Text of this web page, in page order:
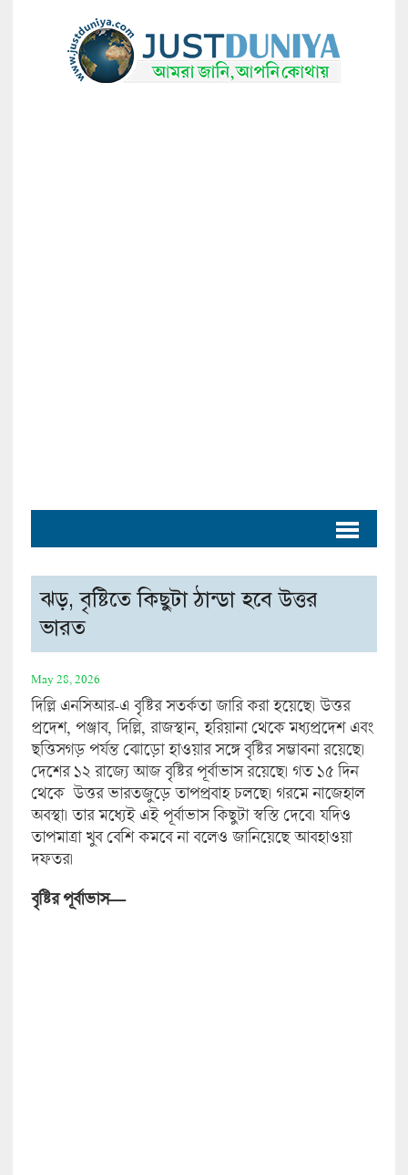
ঝড়, বৃষ্টিতে কিছুটা ঠান্ডা হবে উত্তর
ভারত
May 28, 2026
দিল্লি এনসিআর-এ বৃষ্টির সতর্কতা জারি করা হয়েছে। উত্তর
প্রদেশ, পঞ্জাব, দিল্লি, রাজস্থান, হরিয়ানা থেকে মধ্যপ্রদেশ এবং
ছত্তিসগড় পর্যন্ত ঝোড়ো হাওয়ার সঙ্গে বৃষ্টির সম্ভাবনা রয়েছে।
দেশের ১২ রাজ্যে আজ বৃষ্টির পূর্বাভাস রয়েছে। গত ১৫ দিন
থেকে উত্তর ভারতজুড়ে তাপপ্রবাহ চলছে। গরমে নাজেহাল
অবস্থা। তার মধ্যেই এই পূর্বাভাস কিছুটা স্বস্তি দেবে। যদিও
তাপমাত্রা খুব বেশি কমবে না বলেও জানিয়েছে আবহাওয়া
দফতর।
বৃষ্টির পূর্বাভাস—